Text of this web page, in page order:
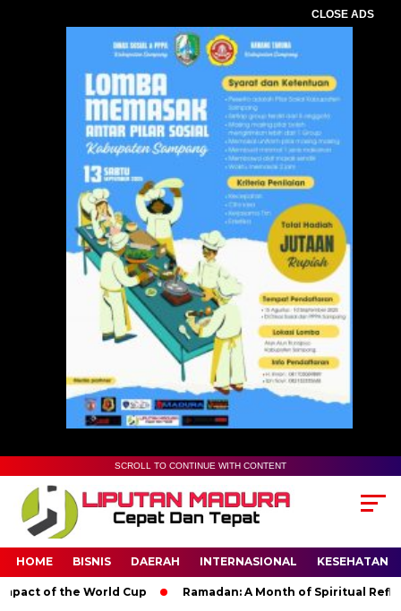
CLOSE ADS
SCROLL TO CONTINUE WITH CONTENT
HOME BISNIS DAERAH INTERNASIONAL KESEHATAN
of the World Cup Ramadan: A Month of Spiritual